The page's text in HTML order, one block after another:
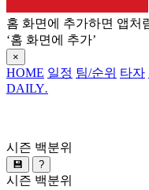
홈 화면에 추가하면 앱처
‘홈 화면에 추가’
×
HOME 일정 팀/순위 타자
DAILY.
시즌 백분위
💾 ?
시즌 백분위